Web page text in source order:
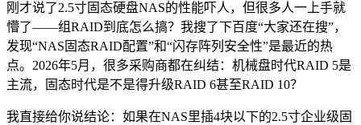
刚才说了2.5寸固态硬盘NAS的性能吓人，但很多人一上手就
懵了——组RAID到底怎么搞？我搜了下百度“大家还在搜”，
发现“NAS固态RAID配置”和“闪存阵列安全性”是最近的热
点。2026年5月，很多采购商都在纠结：机械盘时代RAID 5是
主流，固态时代是不是得升级RAID 6甚至RAID 10？
我直接给你说结论：如果在NAS里插4块以下的2.5寸企业级固